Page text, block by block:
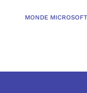
MONDE MICROSOFT